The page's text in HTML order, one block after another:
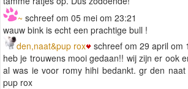
~ schreef om 05 mei om 23:21
wauw bink is echt een prachtige bull !
den,naat&pup rox
schreef om 29 april om
heb je trouwens mooi gedaan!! wij zijn er ook
al was ie voor romy hihi bedankt. gr den naat
pup rox